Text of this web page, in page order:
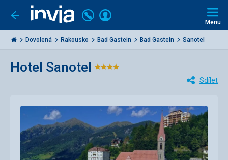
Jít
zpět
Invia.cz
Volejte
226
000
284
Přihlásit
Menu
Dovolená Rakousko Bad Gastein Bad Gastein Sanotel
Hotel Sanotel Hodnocení:
Sdílet